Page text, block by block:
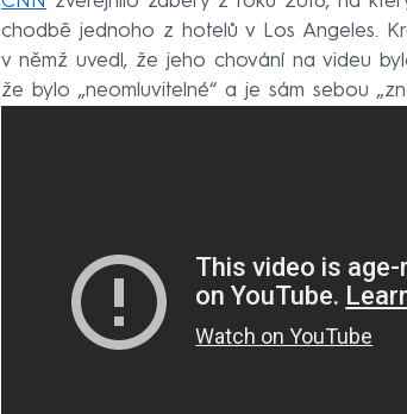
chodbě jednoho z hotelů v Los Angeles.
v němž uvedl, že jeho chování na videu
že bylo „neomluvitelné“ a je sám sebou